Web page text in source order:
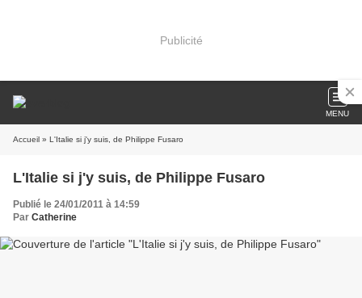
Publicité
MENU
Accueil » L'Italie si j'y suis, de Philippe Fusaro
L'Italie si j'y suis, de Philippe Fusaro
Publié le 24/01/2011 à 14:59
Par Catherine